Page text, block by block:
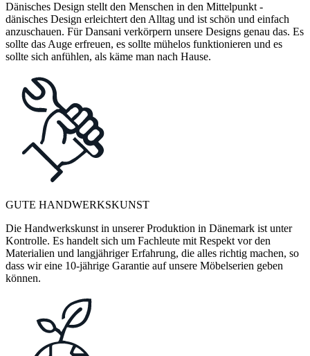
Dänisches Design stellt den Menschen in den Mittelpunkt -
dänisches Design erleichtert den Alltag und ist schön und einfach
anzuschauen. Für Dansani verkörpern unsere Designs genau das. Es
sollte das Auge erfreuen, es sollte mühelos funktionieren und es
sollte sich anfühlen, als käme man nach Hause.
GUTE HANDWERKSKUNST
Die Handwerkskunst in unserer Produktion in Dänemark ist unter
Kontrolle. Es handelt sich um Fachleute mit Respekt vor den
Materialien und langjähriger Erfahrung, die alles richtig machen, so
dass wir eine 10-jährige Garantie auf unsere Möbelserien geben
können.